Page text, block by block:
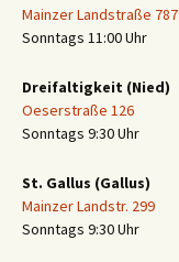
Mainzer Landstraße 787
Sonntags 11:00 Uhr
Dreifaltigkeit (Nied)
Oeserstraße 126
Sonntags 9:30 Uhr
St. Gallus (Gallus)
Mainzer Landstr. 299
Sonntags 9:30 Uhr